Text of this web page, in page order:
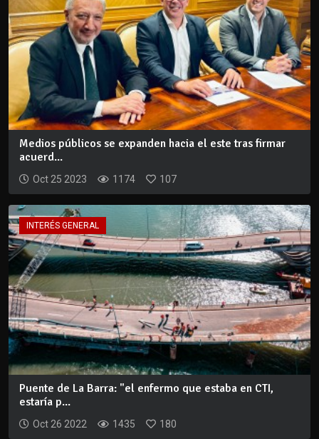
Medios públicos se expanden hacia el este tras firmar
acuerd...
Oct 25 2023 1174 107
INTERÉS GENERAL
Puente de La Barra: "el enfermo que estaba en CTI,
estaría p...
Oct 26 2022 1435 180